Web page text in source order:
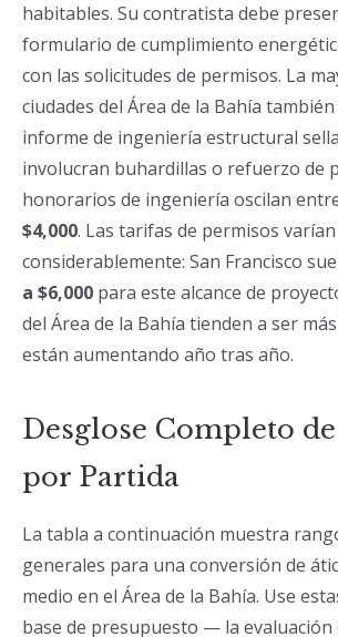
habitables. Su contratista debe
formulario de cumplimiento
con las solicitudes de permisos. La
ciudades del Área de la Bahía
informe de ingeniería estructural
involucran buhardillas o refuerzo de
honorarios de ingeniería oscilan
$4,000. Las tarifas de permisos varían
considerablemente: San Francisco
a $6,000 para este alcance de
del Área de la Bahía tienden a ser
están aumentando año tras año.
Desglose Completo
por Partida
La tabla a continuación muestra
generales para una conversión de
medio en el Área de la Bahía. Use
base de presupuesto — la evaluación